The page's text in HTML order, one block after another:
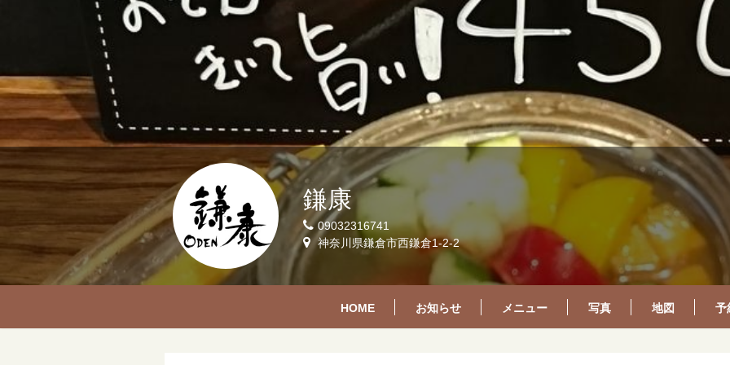
鎌康
09032316741
神奈川県鎌倉市西鎌倉1-2-2
HOME お知らせ メニュー 写真 地図 予